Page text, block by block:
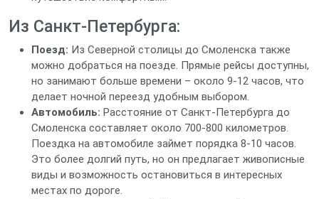
Из Санкт-Петербурга:
Поезд: Из Северной столицы до Смоленска также
можно добраться на поезде. Прямые рейсы доступны,
но занимают больше времени – около 9-12 часов, что
делает ночной переезд удобным выбором.
Автомобиль: Расстояние от Санкт-Петербурга до
Смоленска составляет около 700-800 километров.
Поездка на автомобиле займет порядка 8-10 часов.
Это более долгий путь, но он предлагает живописные
виды и возможность остановиться в интересных
местах по дороге.